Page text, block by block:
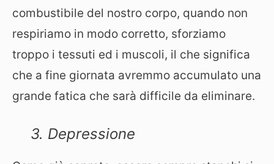
combustibile del nostro corpo, quando non
respiriamo in modo corretto, sforziamo
troppo i tessuti ed i muscoli, il che significa
che a fine giornata avremmo accumulato una
grande fatica che sarà difficile da eliminare.
3. Depressione